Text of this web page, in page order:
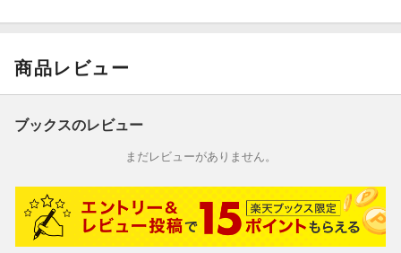
商品レビュー
ブックスのレビュー
まだレビューがありません。